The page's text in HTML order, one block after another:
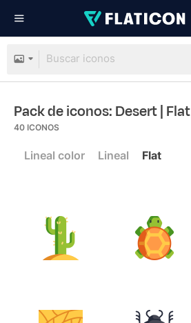
Pack de iconos: Desert| Flat
40 ICONOS
Lineal color Lineal Flat